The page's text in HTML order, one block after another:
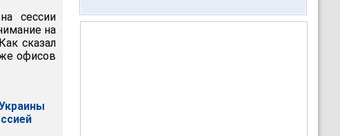
сессии
на
сказал
офисов